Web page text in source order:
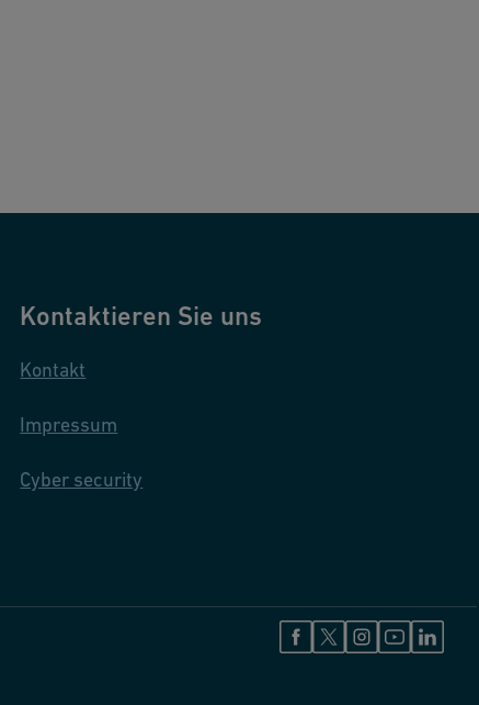
Kontaktieren Sie uns
Kontakt
Impressum
Cyber security